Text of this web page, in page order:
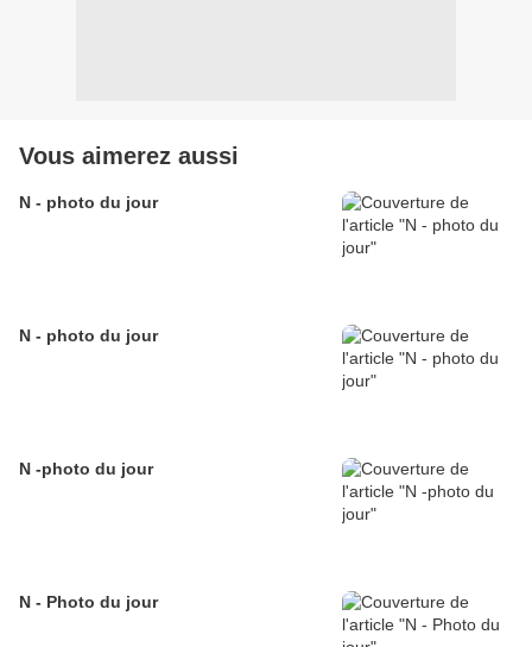
Vous aimerez aussi
N - photo du jour
N - photo du jour
N -photo du jour
N - Photo du jour